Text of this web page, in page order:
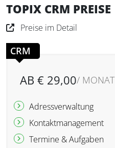
TOPIX CRM PREISE
Preise im Detail
CRM
AB € 29,00/ MONAT
Adressverwaltung
Kontaktmanagement
Termine & Aufgaben